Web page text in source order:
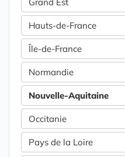
Hauts-de-France
Île-de-France
Normandie
Nouvelle-Aquitaine
Occitanie
Pays de la Loire